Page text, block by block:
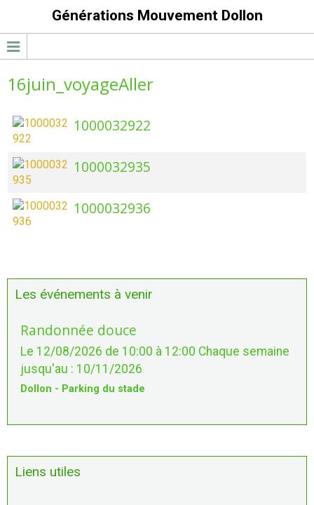
Générations Mouvement Dollon
16juin_voyageAller
1000032922
1000032935
1000032936
Les événements à venir
Randonnée douce
Le 12/08/2026 de 10:00 à 12:00 Chaque semaine
jusqu'au : 10/11/2026
Dollon - Parking du stade
Liens utiles